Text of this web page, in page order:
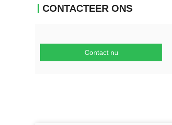
CONTACTEER ONS
Contact nu